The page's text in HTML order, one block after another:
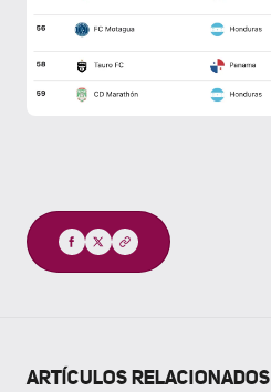
Compartir
ARTÍCULOS RELACIONADOS